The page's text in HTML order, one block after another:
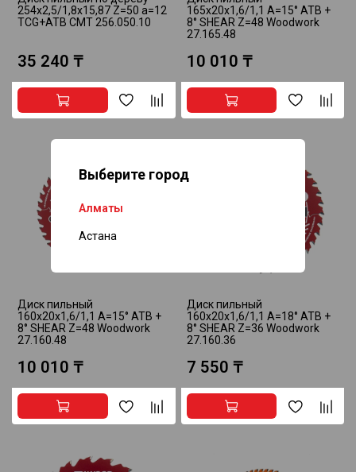
Выберите город
Алматы
Астана
254х2,5/1,8х15,87 Z=50 a=12
TCG+ATB CMT 256.050.10
35 240 ₸
165x20x1,6/1,1 A=15° ATB +
8° SHEAR Z=48 Woodwork
27.165.48
10 010 ₸
Диск пильный
160x20x1,6/1,1 A=15° ATB +
8° SHEAR Z=48 Woodwork
27.160.48
10 010 ₸
Диск пильный
160x20x1,6/1,1 A=18° ATB +
8° SHEAR Z=36 Woodwork
27.160.36
7 550 ₸